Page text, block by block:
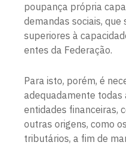
poupança própria
demandas sociais,
superiores à
entes da Federação.
Para isto, porém, é
adequadamente todas
entidades financeiras,
outras origens, como
tributários, a fim de